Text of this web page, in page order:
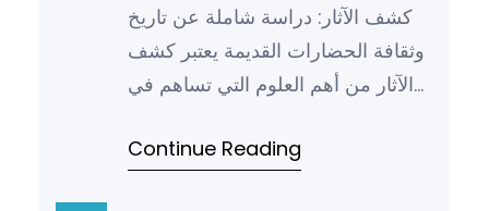
كشف الآثار: دراسة شاملة عن تاريخ
وثقافة الحضارات القديمة يعتبر كشف
الآثار من أهم العلوم التي تساهم في
فهي تقوم بدراسة ا…
Continue Reading